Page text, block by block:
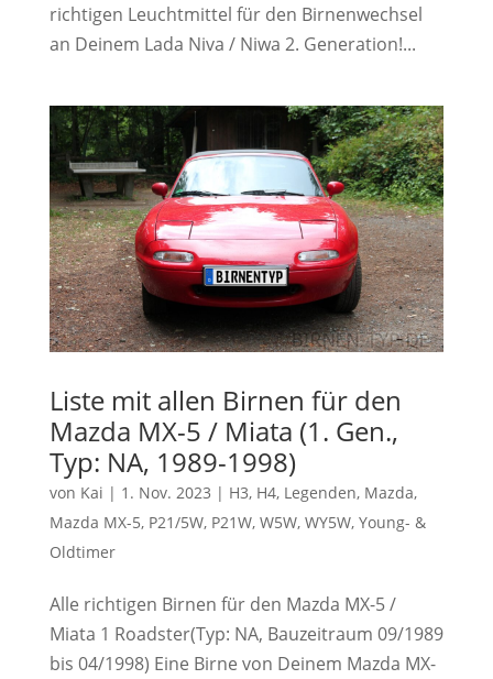
richtigen Leuchtmittel für den Birnenwechsel
an Deinem Lada Niva / Niwa 2. Generation!...
Liste mit allen Birnen für den
Mazda MX-5 / Miata (1. Gen.,
Typ: NA, 1989-1998)
von Kai | 1. Nov. 2023 | H3, H4, Legenden, Mazda,
Mazda MX-5, P21/5W, P21W, W5W, WY5W, Young- &
Oldtimer
Alle richtigen Birnen für den Mazda MX-5 /
Miata 1 Roadster(Typ: NA, Bauzeitraum 09/1989
bis 04/1998) Eine Birne von Deinem Mazda MX-